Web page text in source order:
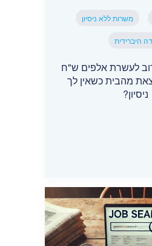
משרות ללא ניסיון
היברידית
לעשרת אלפים ש"ח
מהבית כשאין לך
ניסיון?